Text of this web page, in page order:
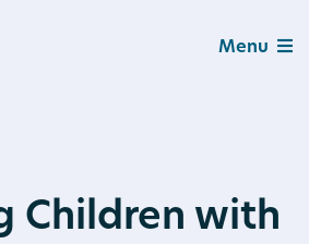
Menu
Children with